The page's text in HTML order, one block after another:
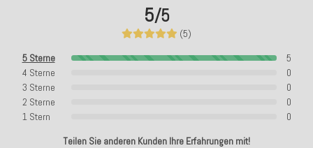
5/5
(5)
5 Sterne
5
4 Sterne
0
3 Sterne
0
2 Sterne
0
1 Stern
0
Teilen Sie anderen Kunden Ihre Erfahrungen mit!